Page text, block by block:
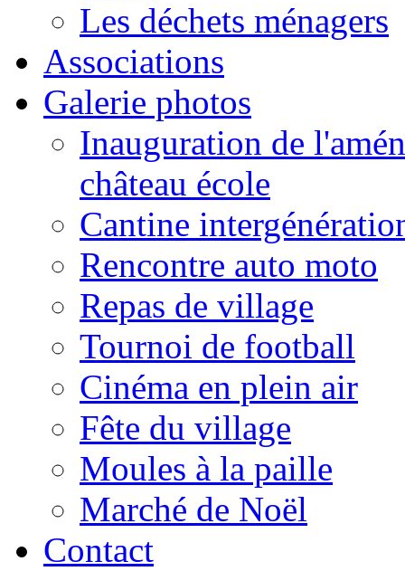
Les déchets ménagers
Associations
Galerie photos
Inauguration de
château école
Cantine
Rencontre auto moto
Repas de village
Tournoi de football
Cinéma en plein air
Fête du village
Moules à la paille
Marché de Noël
Contact